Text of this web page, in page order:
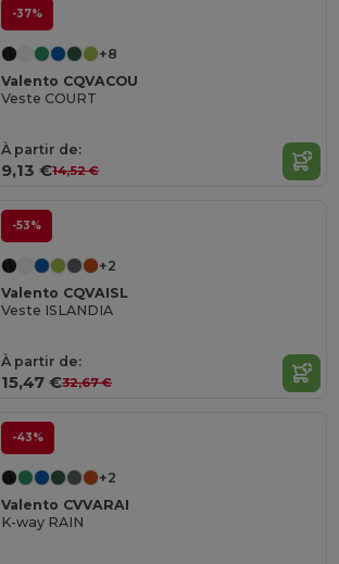
-37%
+8
Valento CQVACOU
Veste COURT
À partir de:
9,13 €14,52 €
-53%
+2
Valento CQVAISL
Veste ISLANDIA
À partir de:
15,47 €32,67 €
-43%
+2
Valento CVVARAI
K-way RAIN